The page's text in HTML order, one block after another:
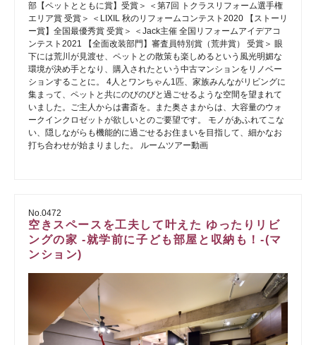
部【ペットとともに賞】受賞＞ ＜第7回 トクラスリフォーム選手権
エリア賞 受賞＞ ＜LIXIL 秋のリフォームコンテスト2020 【ストーリ
ー賞】全国最優秀賞 受賞＞ ＜Jack主催 全国リフォームアイデアコ
ンテスト2021 【全面改装部門】審査員特別賞（荒井賞） 受賞＞ 眼
下には荒川が見渡せ、ペットとの散策も楽しめるという風光明媚な
環境が決め手となり、購入されたという中古マンションをリノベー
ションすることに。 4人とワンちゃん1匹、家族みんながリビングに
集まって、ペットと共にのびのびと過ごせるような空間を望まれて
いました。ご主人からは書斎を。また奥さまからは、大容量のウォ
ークインクロゼットが欲しいとのご要望です。 モノがあふれてこな
い、隠しながらも機能的に過ごせるお住まいを目指して、細かなお
打ち合わせが始まりました。 ルームツアー動画
No.0472
空きスペースを工夫して叶えた ゆったりリビ
ングの家 -就学前に子ども部屋と収納も！-(マ
ンション)